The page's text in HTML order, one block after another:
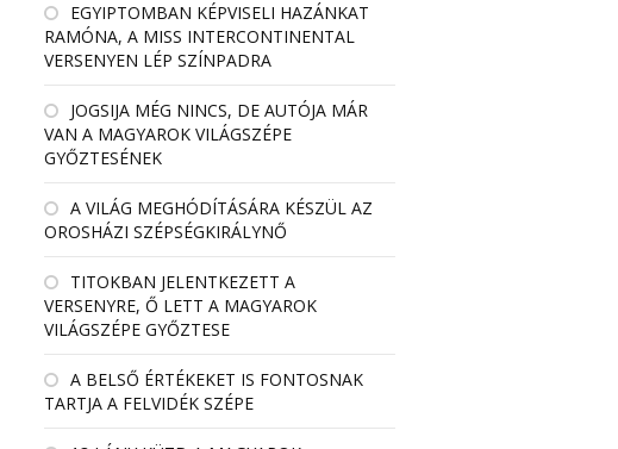
EGYIPTOMBAN KÉPVISELI HAZÁNKAT
RAMÓNA, A MISS INTERCONTINENTAL
VERSENYEN LÉP SZÍNPADRA
JOGSIJA MÉG NINCS, DE AUTÓJA MÁR
VAN A MAGYAROK VILÁGSZÉPE
GYŐZTESÉNEK
A VILÁG MEGHÓDÍTÁSÁRA KÉSZÜL AZ
OROSHÁZI SZÉPSÉGKIRÁLYNŐ
TITOKBAN JELENTKEZETT A
VERSENYRE, Ő LETT A MAGYAROK
VILÁGSZÉPE GYŐZTESE
A BELSŐ ÉRTÉKEKET IS FONTOSNAK
TARTJA A FELVIDÉK SZÉPE